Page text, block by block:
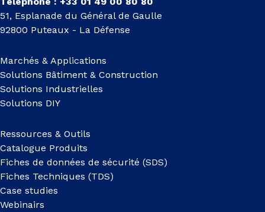
51, Esplanade du Général de Gaulle
92800 Puteaux - La Défense
Marchés & Applications
Solutions Bâtiment & Construction
Solutions Industrielles
Solutions DIY
Ressources & Outils
Catalogue Produits
Fiches de données de sécurité (SDS)
Fiches Techniques (TDS)
Case studies
Webinairs